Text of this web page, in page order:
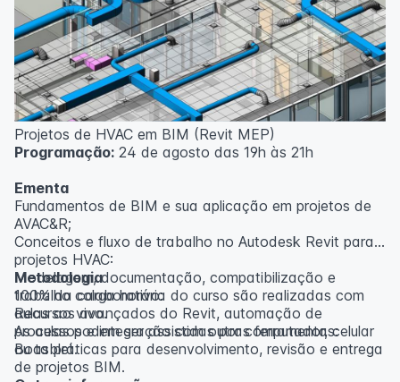
O IPETEC reserva-se o direito de não realizar o curso
caso não atinja o número mínimo de 20 inscritos.
Professor(a):Gabriel Damasceno
Projetos de HVAC em BIM (Revit MEP)
Programação: 24 de agosto das 19h às 21h
Ementa
Fundamentos de BIM e sua aplicação em projetos de
AVAC&R;
Conceitos e fluxo de trabalho no Autodesk Revit para
projetos HVAC:
Modelagem, documentação, compatibilização e
trabalho colaborativo:
Recursos avançados do Revit, automação de
processos e integração com outras ferramentas:
Boas práticas para desenvolvimento, revisão e entrega
de projetos BIM.
Metodologia
100% da carga horária do curso são realizadas com
aulas ao vivo.
As aulas podem ser assistidas por computador, celular
ou tablet.